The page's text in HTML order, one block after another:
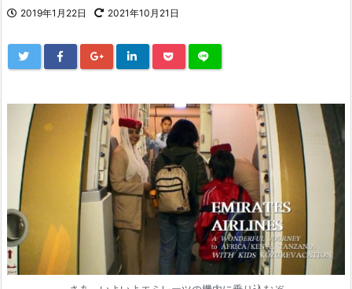
2019年1月22日 2021年10月21日